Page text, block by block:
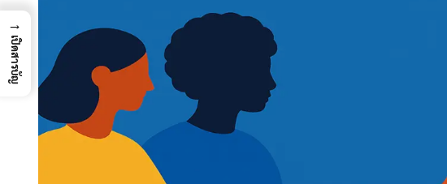
→
เปิดสารบัญ